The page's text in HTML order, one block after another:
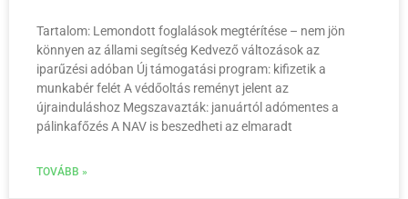
Tartalom: Lemondott foglalások megtérítése – nem jön
könnyen az állami segítség Kedvező változások az
iparűzési adóban Új támogatási program: kifizetik a
munkabér felét A védőoltás reményt jelent az
újrainduláshoz Megszavazták: januártól adómentes a
pálinkafőzés A NAV is beszedheti az elmaradt
TOVÁBB »